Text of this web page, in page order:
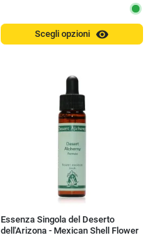
Scegli opzioni visibility
Essenza Singola del Deserto
dell'Arizona - Mexican Shell Flower